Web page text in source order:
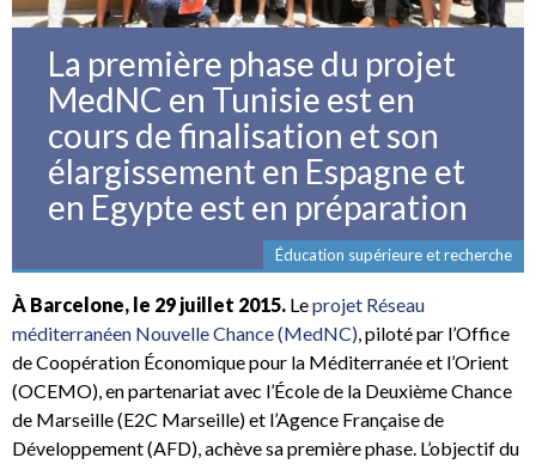
La première phase du projet
MedNC en Tunisie est en
cours de finalisation et son
élargissement en Espagne et
en Egypte est en préparation
Éducation supérieure et recherche
À Barcelone, le 29 juillet 2015. Leprojet Réseau
méditerranéen Nouvelle Chance (MedNC), piloté par l’Office
de Coopération Économique pour la Méditerranée et l’Orient
(OCEMO), en partenariat avec l’École de la Deuxième Chance
de Marseille (E2C Marseille) et l’Agence Française de
Développement (AFD), achève sa première phase. L’objectif du